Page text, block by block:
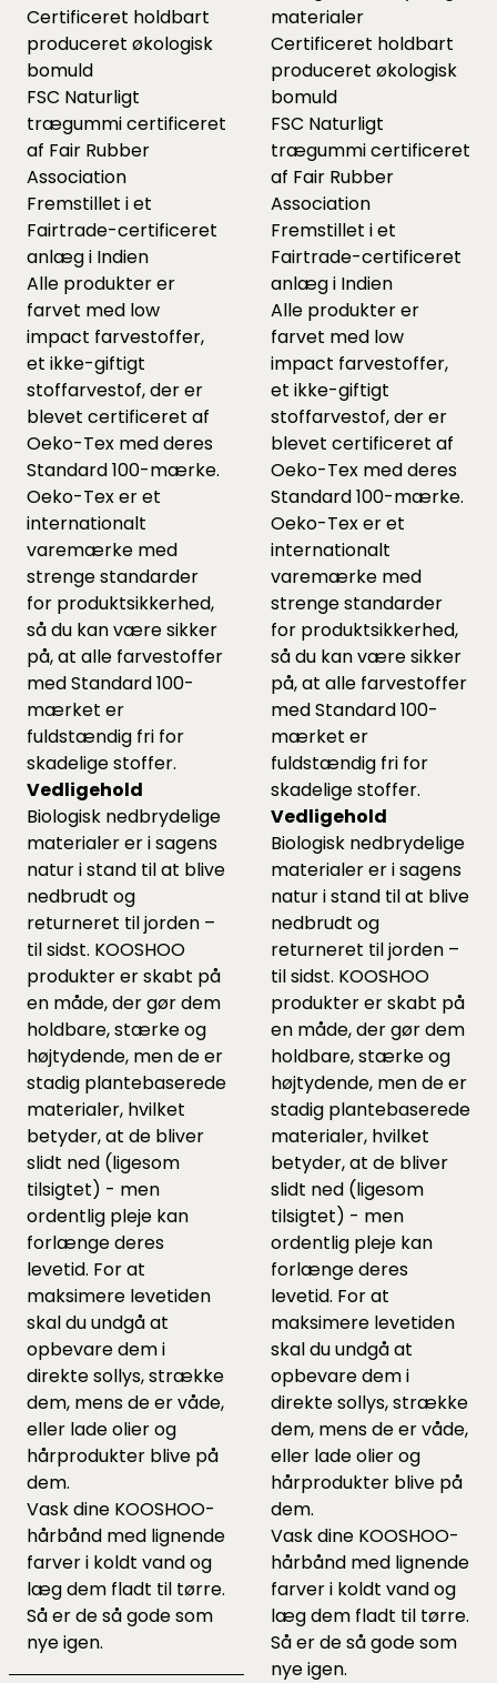
Certificeret holdbart
produceret økologisk
bomuld
FSC Naturligt
trægummi certificeret
af Fair Rubber
Association
Fremstillet i et
Fairtrade-certificeret
anlæg i Indien
Alle produkter er
farvet med low
impact farvestoffer,
et ikke-giftigt
stoffarvestof, der er
blevet certificeret af
Oeko-Tex med deres
Standard 100-mærke.
Oeko-Tex er et
internationalt
varemærke med
strenge standarder
for produktsikkerhed,
så du kan være sikker
på, at alle farvestoffer
med Standard 100-
mærket er
fuldstændig fri for
skadelige stoffer.
Vedligehold
Biologisk nedbrydelige
materialer er i sagens
natur i stand til at blive
nedbrudt og
returneret til jorden –
til sidst. KOOSHOO
produkter er skabt på
en måde, der gør dem
holdbare, stærke og
højtydende, men de er
stadig plantebaserede
materialer, hvilket
betyder, at de bliver
slidt ned (ligesom
tilsigtet) - men
ordentlig pleje kan
forlænge deres
levetid. For at
maksimere levetiden
skal du undgå at
opbevare dem i
direkte sollys, strække
dem, mens de er våde,
eller lade olier og
hårprodukter blive på
dem.
Vask dine KOOSHOO-
hårbånd med lignende
farver i koldt vand og
læg dem fladt til tørre.
Så er de så gode som
nye igen.
materialer
Certificeret holdbart
produceret økologisk
bomuld
FSC Naturligt
trægummi certificeret
af Fair Rubber
Association
Fremstillet i et
Fairtrade-certificeret
anlæg i Indien
Alle produkter er
farvet med low
impact farvestoffer,
et ikke-giftigt
stoffarvestof, der er
blevet certificeret af
Oeko-Tex med deres
Standard 100-mærke.
Oeko-Tex er et
internationalt
varemærke med
strenge standarder
for produktsikkerhed,
så du kan være sikker
på, at alle farvestoffer
med Standard 100-
mærket er
fuldstændig fri for
skadelige stoffer.
Vedligehold
Biologisk nedbrydelige
materialer er i sagens
natur i stand til at blive
nedbrudt og
returneret til jorden –
til sidst. KOOSHOO
produkter er skabt på
en måde, der gør dem
holdbare, stærke og
højtydende, men de er
stadig plantebaserede
materialer, hvilket
betyder, at de bliver
slidt ned (ligesom
tilsigtet) - men
ordentlig pleje kan
forlænge deres
levetid. For at
maksimere levetiden
skal du undgå at
opbevare dem i
direkte sollys, strække
dem, mens de er våde,
eller lade olier og
hårprodukter blive på
dem.
Vask dine KOOSHOO-
hårbånd med lignende
farver i koldt vand og
læg dem fladt til tørre.
Så er de så gode som
nye igen.